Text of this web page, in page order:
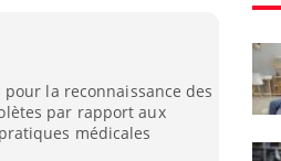
pour la reconnaissance des
par rapport aux
médicales
noyade grimpe-t-il ?